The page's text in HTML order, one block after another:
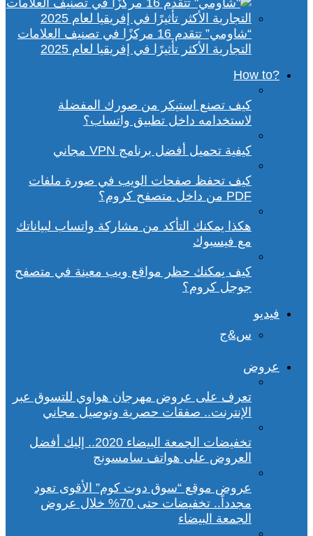
“شاومي” تتقدم 16 مركزًا في تصنيف العلامات
التجارية الأكثر تأثيرًا في إفريقيا لعام 2025
?How to
كيف تصنع استيكر من صورك المفضلة
لاستخدامه داخل تطبيق واتساب؟
كيفية تحميل أفضل برنامج VPN مجاني
كيف تحفظ صفحات الويب في صورة ملفات
PDF من داخل متصفح كروم؟
هكذا يمكنك التأكد من مشاركة واتساب لبياناتك
مع فيسبوك
كيف يمكنك حظر مواقع ويب معينة في متصفح
جوجل كروم؟
فيديو
س&ج
عروض
تعرف على عروض مهرجان هواوي للتسوق عبر
الإنترنت.. صفقات حصرية وتوصيل مجاني
تخفيضات الجمعة البيضاء 2020.. إليك أفضل
العروض على هواتف سامسونج
عروض موقع “سوق دوت كوم” الأقوى تعود
مجدداً.. تخفيضات حتى 70% خلال عروض
الجمعة البيضاء